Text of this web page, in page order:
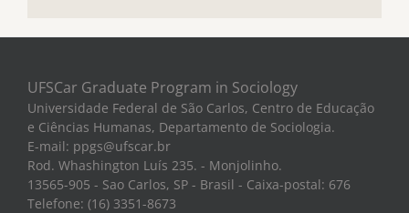
UFSCar Graduate Program in Sociology
Universidade Federal de São Carlos, Centro de Educação
e Ciências Humanas, Departamento de Sociologia.
E-mail: ppgs@ufscar.br
Rod. Whashington Luís 235. - Monjolinho.
13565-905 - Sao Carlos, SP - Brasil - Caixa-postal: 676
Telefone: (16) 3351-8673